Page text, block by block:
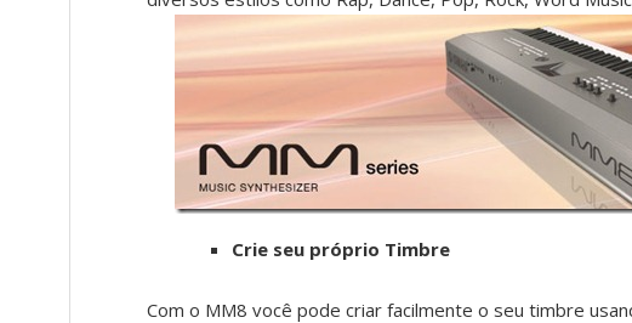
Crie seu próprio Timbre
Com o MM8 você pode criar facilmente o seu timbre